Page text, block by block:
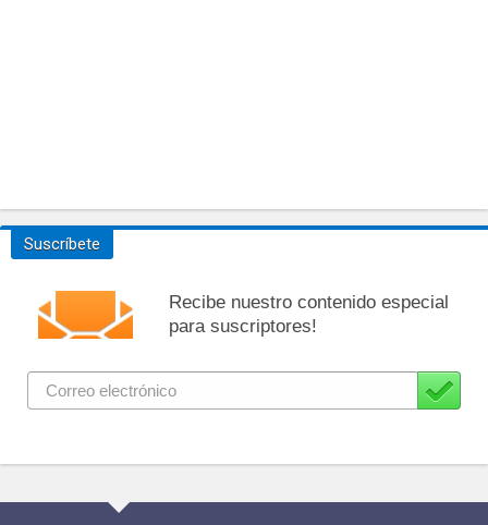
Suscríbete
Recibe nuestro contenido especial
para suscriptores!